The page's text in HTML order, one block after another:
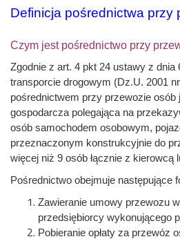
Definicja pośrednictwa przy
Czym jest pośrednictwo przy
Zgodnie z art. 4 pkt 24 ustawy z dnia
transporcie drogowym (Dz.U. 2001
pośrednictwem przy przewozie osób
gospodarcza polegająca na
osób samochodem osobowym,
przeznaczonym konstrukcyjnie do
więcej niż 9 osób łącznie z kierowcą
Pośrednictwo obejmuje następujące
Zawieranie umowy przewozu
przedsiębiorcy wykonującego
Pobieranie opłaty za przewóz